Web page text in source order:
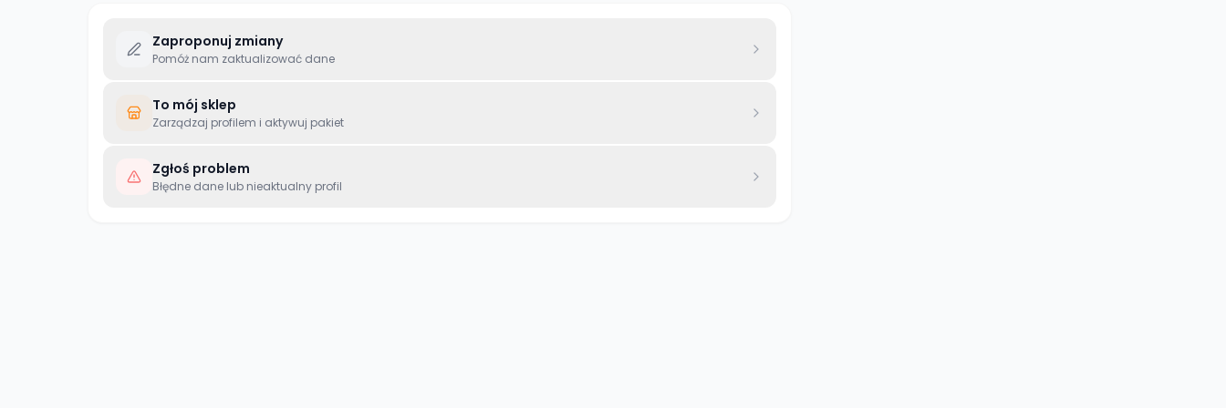
Zaproponuj zmiany
Pomóż nam zaktualizować dane
To mój sklep
Zarządzaj profilem i aktywuj pakiet
Zgłoś problem
Błędne dane lub nieaktualny profil